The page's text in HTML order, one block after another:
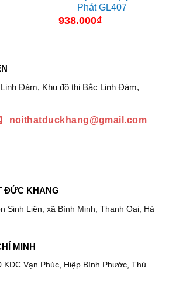
Phát GL407
938.000₫
Đàm, Khu đô thị Bắc Linh Đàm,
noithatduckhang@gmail.com
ĐỨC KHANG
Sinh Liên, xã Bình Minh, Thanh Oai, Hà
MINH
Vạn Phúc, Hiệp Bình Phước, Thủ